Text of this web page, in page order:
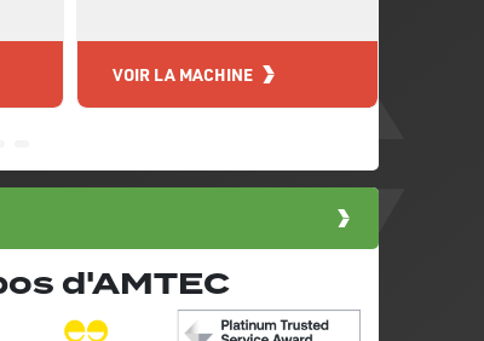
VOIR LA MACHINE
d'AMTEC